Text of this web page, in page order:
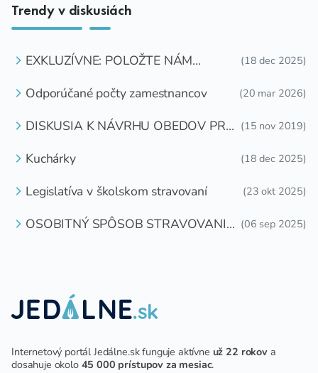
Trendy v diskusiách
EXKLUZÍVNE: POLOŽTE NÁM
(18 dec 2025)
Odporúčané počty zamestnancov (20 mar 2026)
DISKUSIA K NÁVRHU OBEDOV PRE
(15 nov 2019)
Kuchárky (18 dec 2025)
Legislatíva v školskom stravovaní (23 okt 2025)
OSOBITNÝ SPÔSOB STRAVOVANIA (06 sep 2025)
Internetový portál Jedálne.sk funguje aktívne už 22 rokova
dosahuje okolo 45 000 prístupov za mesiac.